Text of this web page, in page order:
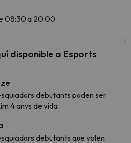
08:30 a 20:00
disponible a Esports
debutants poden ser
4 anys de vida.
debutants que volen